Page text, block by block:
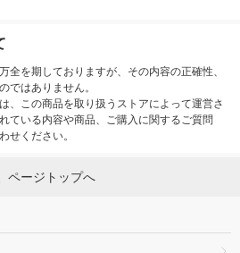
全を期しておりますが、その内容の正確性、
ではありません。
、この商品を取り扱うストアによって運営さ
ている内容や商品、ご購入に関するご質問
せください。
ページトップへ